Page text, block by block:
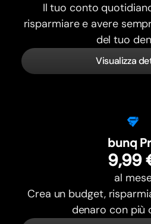
Il tuo conto
risparmiare e avere
del tuo
Visualizza
bunq
9,99
al
Crea un budget,
denaro con più